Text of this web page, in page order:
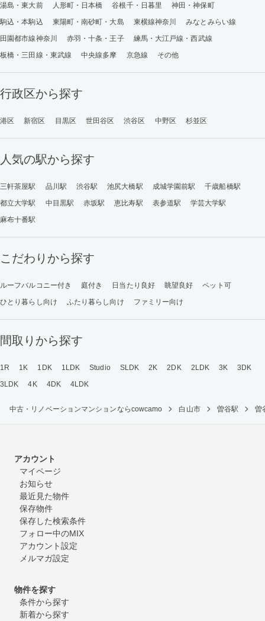
湯島・東大前
人形町・日本橋 谷根千・日暮里
神田・神保町
駒込・本駒込
東陽町・南砂町・大島 東横線神奈川
みなとみらい線
田園都市線神奈川
赤羽・十条・王子
練馬・大江戸線・西武線
板橋・三田線・東武線
中央線多摩 京急線 その他
行政区から探す
港区 新宿区 目黒区 世田谷区 渋谷区 中野区 杉並区
人気の駅から探す
三軒茶屋駅 品川駅 渋谷駅 池尻大橋駅 成城学園前駅
千歳船橋駅
都立大学駅
中目黒駅 赤坂駅 恵比寿駅 表参道駅
学芸大学駅
麻布十番駅
こだわりから探す
ルーフバルコニー付き 庭付き 日当たり良好 眺望良好
ペット可
ひとり暮らし向け
ふたり暮らし向け ファミリー向け
間取りから探す
1R 1K 1DK 1LDK Studio SLDK 2K 2DK 2LDK 3K
3DK
3LDK
4K 4DK 4LDK
中古・リノベーションマンションならcowcamo 白山市 曽谷駅 曽
アカウント
マイページ
お知らせ
最近見た物件
保存物件
保存した検索条件
フォロー中のMIX
アカウント設定
メルマガ設定
物件を探す
条件から探す
新着から探す